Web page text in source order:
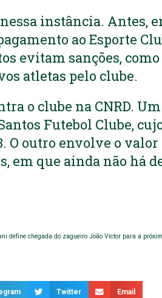
instância. Antes,
ao Esporte
evitam sanções,
atletas pelo clube.
o clube na CNRD.
Futebol Clube,
O outro envolve o
em que ainda não há
define chegada do zagueiro João Victor para a
Twitter Email